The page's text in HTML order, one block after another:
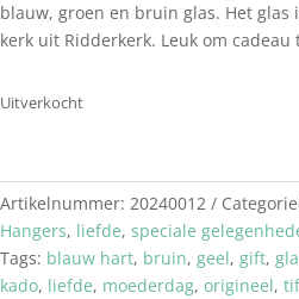
blauw, groen en bruin glas. Het glas
kerk uit Ridderkerk. Leuk om cadeau
Uitverkocht
Artikelnummer: 20240012
Hangers, liefde, speciale
Tags: blauw hart, bruin, geel, gift,
kado, liefde, moederdag, origineel,